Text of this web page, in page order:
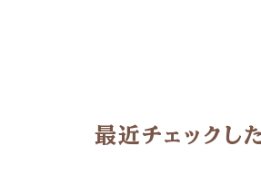
最近チェックし